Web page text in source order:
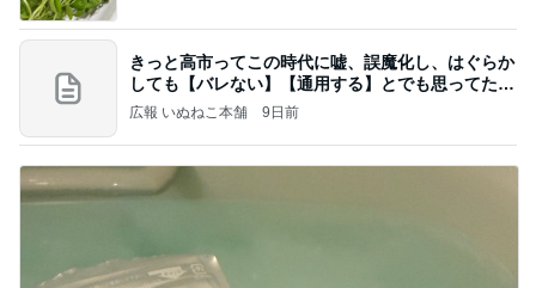
きっと高市ってこの時代に嘘、誤魔化し、はぐらか
しても【バレない】【通用する】とでも思ってたん
だろ
広報 いぬねこ本舗 9日前